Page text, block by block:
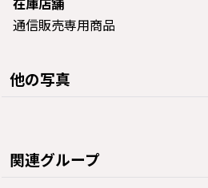
在庫店舗
通信販売専用商品
他の写真
関連グループ